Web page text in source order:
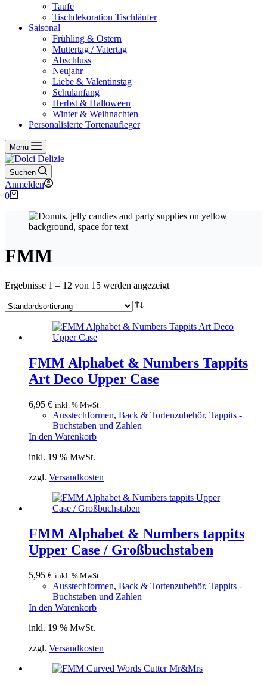
Taufe
Tischdekoration Tischläufer
Saisonal
Frühling & Ostern
Muttertag / Vatertag
Abschluss
Neujahr
Liebe & Valentinstag
Schulanfang
Herbst & Halloween
Winter & Weihnachten
Personalisierte Tortenaufleger
Menü
Suchen
Anmelden
Warenkorb
0
FMM
Ergebnisse 1 – 12 von 15 werden angezeigt
FMM Alphabet & Numbers Tappits
Art Deco Upper Case
6,95 € inkl. % MwSt.
Ausstechformen, Back & Tortenzubehör, Tappits -
Buchstaben und Zahlen
In den Warenkorb
inkl. 19 % MwSt.
zzgl. Versandkosten
FMM Alphabet & Numbers tappits
Upper Case / Großbuchstaben
5,95 € inkl. % MwSt.
Ausstechformen, Back & Tortenzubehör, Tappits -
Buchstaben und Zahlen
In den Warenkorb
inkl. 19 % MwSt.
zzgl. Versandkosten